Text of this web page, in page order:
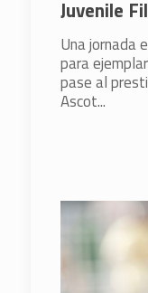
Juvenile
Una jornada
para
pase al
Ascot...